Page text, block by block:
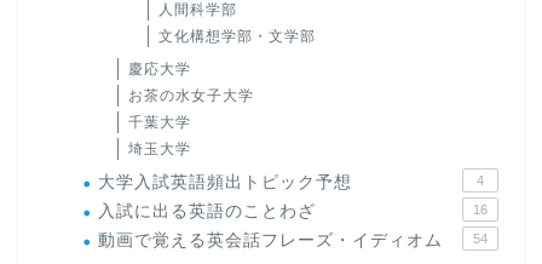
人間科学部
文化構想学部・文学部
慶応大学
お茶の水女子大学
千葉大学
埼玉大学
大学入試英語頻出トピック予想 4
入試に出る英語のことわざ 16
動画で覚える英会話フレーズ・イディオム 54